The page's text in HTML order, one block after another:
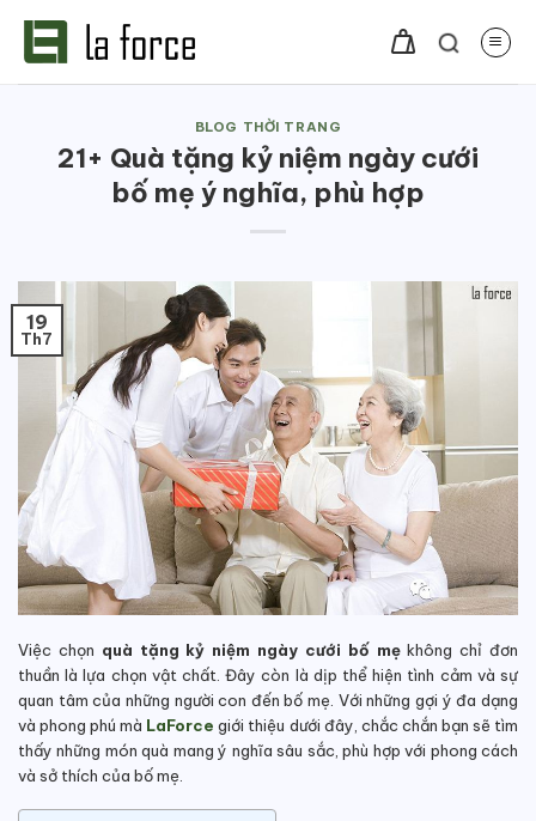
BLOG THỜI TRANG
21+ Quà tặng kỷ niệm ngày cưới
bố mẹ ý nghĩa, phù hợp
19
Th7
Việc chọn quà tặng kỷ niệm ngày cưới bố mẹkhông chỉ đơn
thuần là lựa chọn vật chất. Đây còn là dịp thể hiện tình cảm và sự
quan tâm của những người con đến bố mẹ. Với những gợi ý đa dạng
và phong phú mà LaForce giới thiệu dưới đây, chắc chắn bạn sẽ tìm
thấy những món quà mang ý nghĩa sâu sắc, phù hợp với phong cách
và sở thích của bố mẹ.